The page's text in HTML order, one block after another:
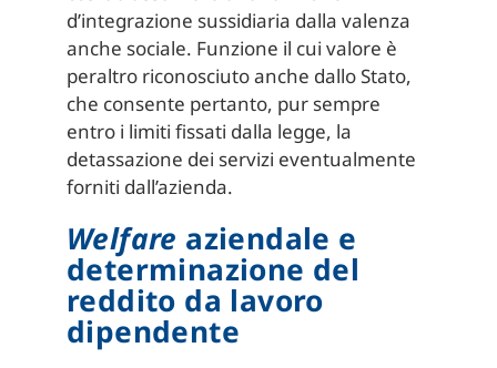
d’integrazione sussidiaria dalla valenza
anche sociale. Funzione il cui valore è
peraltro riconosciuto anche dallo Stato,
che consente pertanto, pur sempre
entro i limiti fissati dalla legge, la
detassazione dei servizi eventualmente
forniti dall’azienda.
Welfare aziendale e
determinazione del
reddito da lavoro
dipendente